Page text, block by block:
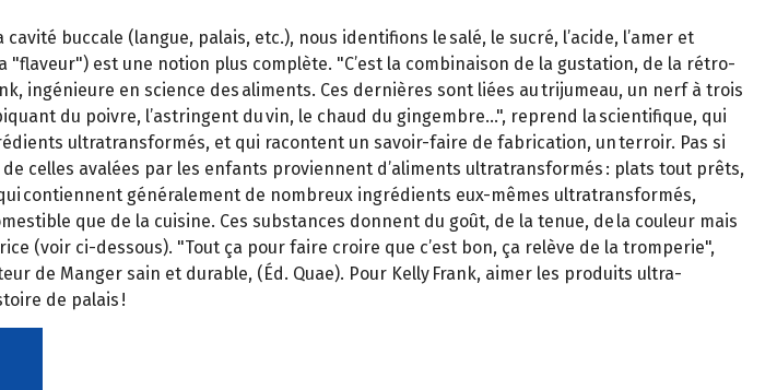
buccale (langue, palais, etc.), nous identifions le salé, le sucré, l’acide, l’amer et
"flaveur") est une notion plus complète. "C’est la combinaison de la gustation, de la rétro-
ingénieure en science des aliments. Ces dernières sont liées au trijumeau, un nerf à trois
du poivre, l’astringent du vin, le chaud du gingembre…", reprend la scientifique, qui
ultratransformés, et qui racontent un savoir-faire de fabrication, un terroir. Pas si
celles avalées par les enfants proviennent d’aliments ultratransformés : plats tout prêts,
contiennent généralement de nombreux ingrédients eux-mêmes ultratransformés,
que de la cuisine. Ces substances donnent du goût, de la tenue, de la couleur mais
(voir ci-dessous). "Tout ça pour faire croire que c’est bon, ça relève de la tromperie",
de Manger sain et durable, (Éd. Quae). Pour Kelly Frank, aimer les produits ultra-
de palais !